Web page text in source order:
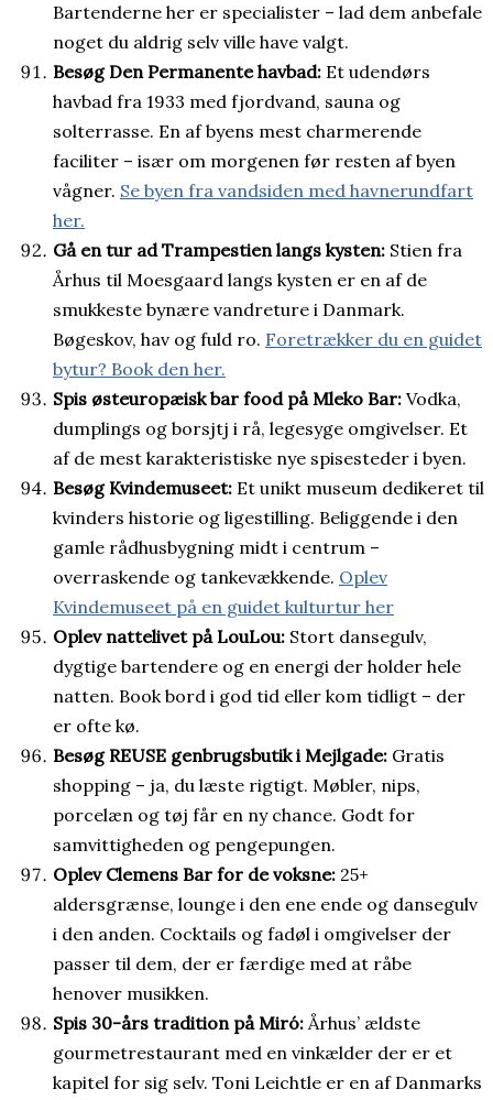
Bartenderne her er specialister – lad dem anbefale
noget du aldrig selv ville have valgt.
Besøg Den Permanente havbad: Et udendørs
havbad fra 1933 med fjordvand, sauna og
solterrasse. En af byens mest charmerende
faciliter – især om morgenen før resten af byen
vågner. Se byen fra vandsiden med havnerundfart
her.
Gå en tur ad Trampestien langs kysten: Stien fra
Århus til Moesgaard langs kysten er en af de
smukkeste bynære vandreture i Danmark.
Bøgeskov, hav og fuld ro. Foretrækker du en guidet
bytur? Book den her.
Spis østeuropæisk bar food på Mleko Bar: Vodka,
dumplings og borsjtj i rå, legesyge omgivelser. Et
af de mest karakteristiske nye spisesteder i byen.
Besøg Kvindemuseet: Et unikt museum dedikeret til
kvinders historie og ligestilling. Beliggende i den
gamle rådhusbygning midt i centrum –
overraskende og tankevækkende. Oplev
Kvindemuseet på en guidet kulturtur her
Oplev nattelivet på LouLou: Stort dansegulv,
dygtige bartendere og en energi der holder hele
natten. Book bord i god tid eller kom tidligt – der
er ofte kø.
Besøg REUSE genbrugsbutik i Mejlgade: Gratis
shopping – ja, du læste rigtigt. Møbler, nips,
porcelæn og tøj får en ny chance. Godt for
samvittigheden og pengepungen.
Oplev Clemens Bar for de voksne: 25+
aldersgrænse, lounge i den ene ende og dansegulv
i den anden. Cocktails og fadøl i omgivelser der
passer til dem, der er færdige med at råbe
henover musikken.
Spis 30-års tradition på Miró:Århus’ ældste
gourmetrestaurant med en vinkælder der er et
kapitel for sig selv. Toni Leichtle er en af Danmarks